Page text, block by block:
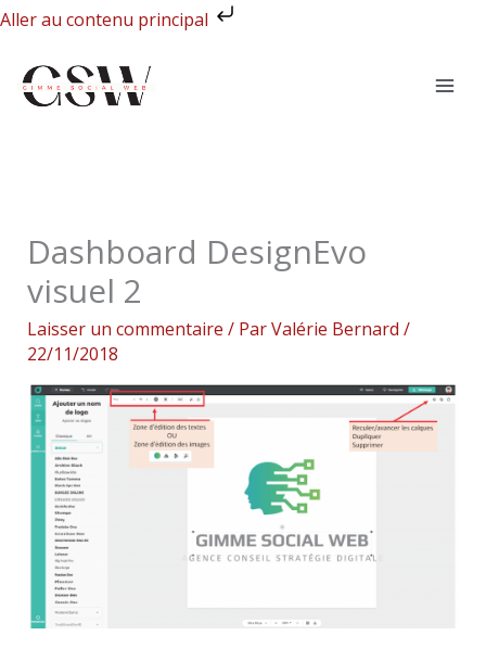
Aller au contenu principal
Aller
contenu
Dashboard DesignEvo
visuel 2
Laisser un commentaire / ParValérie Bernard /
22/11/2018